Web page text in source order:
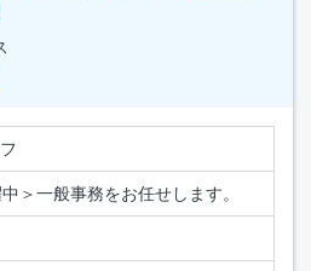
＞一般事務をお任せします。